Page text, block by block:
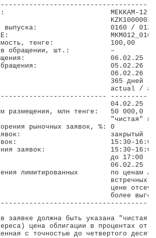
бумаг:
номер выпуска:
KASE:
стоимость, тенге:
в обращении,
обращения:
день обращения:
база:
объем размещения, млн
рыночных
заявок:
заявок:
заявок:
лимитированных        по
встречных
цене
более
заявке должна быть указана
цена облигации в процентах от
с точностью до четвертого